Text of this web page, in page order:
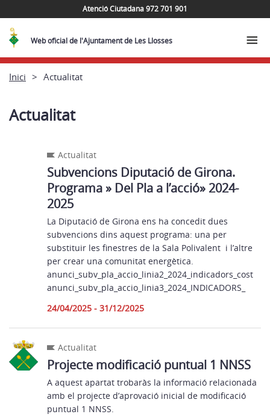
Atenció Ciutadana 972 701 901
Web oficial de l'Ajuntament de Les Llosses
Inici Actualitat
Actualitat
Actualitat
Subvencions Diputació de Girona.
Programa » Del Pla a l’acció» 2024-
2025
La Diputació de Girona ens ha concedit dues
subvencions dins aquest programa: una per
substituir les finestres de la Sala Polivalent i l’altre
per crear una comunitat energètica.
anunci_subv_pla_accio_linia2_2024_indicadors_cost
anunci_subv_pla_accio_linia3_2024_INDICADORS_
24/04/2025 - 31/12/2025
Actualitat
Projecte modificació puntual 1 NNSS
A aquest apartat trobaràs la informació relacionada
amb el projecte d’aprovació inicial de modificació
puntual 1 NNSS.